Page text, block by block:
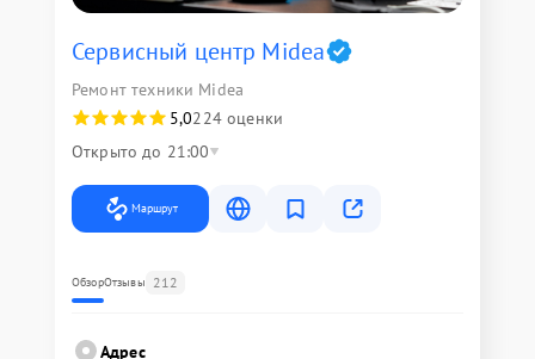
Сервисный центр Midea
Ремонт техники Midea
5,0224 оценки
Открыто до 21:00
Маршрут
ОбзорОтзывы 212
Адрес